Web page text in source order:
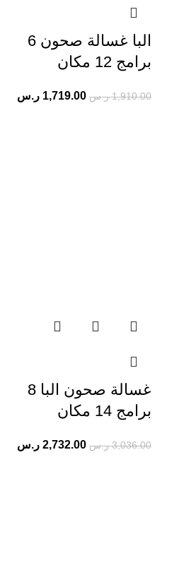
البا غسالة صحون 6
برامج 12 مكان
1,910.00 ر.س 1,719.00 ر.س
غسالة صحون البا 8
برامج 14 مكان
3,036.00 ر.س 2,732.00 ر.س